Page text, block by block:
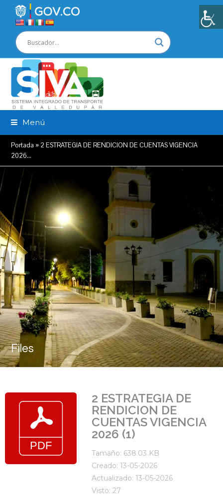
Menú
Portada » 2 ESTRATEGIA DE RENDICION DE CUENTAS VIGENCIA
2026…
Files
2 ESTRATEGIA DE
RENDICION DE
CUENTAS VIGENCIA
2026 (1)
Tamaño: 638.03 KB
Creado: 13-05-2026
Actualizado: 13-05-2026
Visto: 27